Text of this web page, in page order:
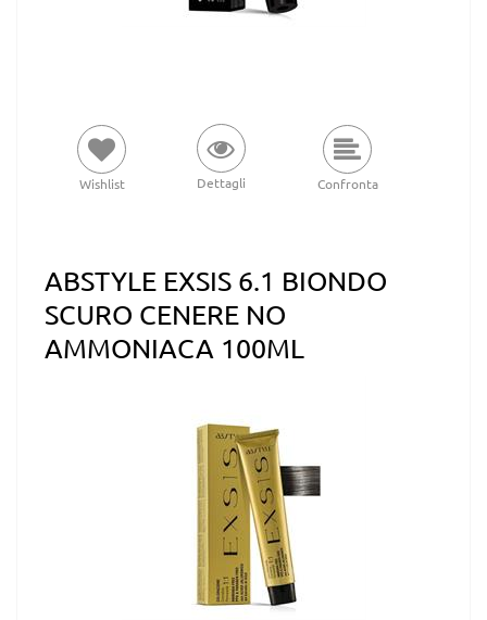
Wishlist Dettagli Confronta
ABSTYLE EXSIS 6.1 BIONDO
SCURO CENERE NO
AMMONIACA 100ML